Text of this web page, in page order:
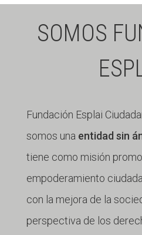
SOMOS
Fundación Esplai
somos una entidad sin
tiene como misión
empoderamiento
con la mejora de la
perspectiva de los